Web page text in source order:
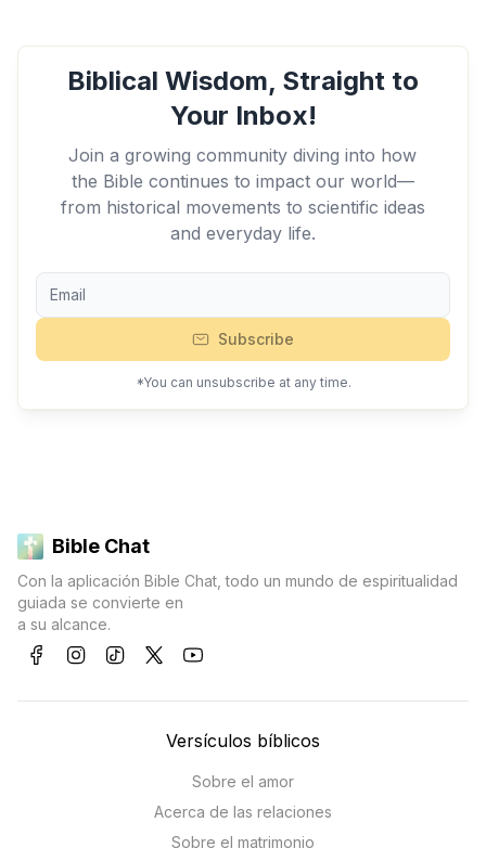
Biblical Wisdom, Straight to
Your Inbox!
Join a growing community diving into how
the Bible continues to impact our world—
from historical movements to scientific ideas
and everyday life.
Subscribe
*You can unsubscribe at any time.
Bible Chat
Con la aplicación Bible Chat, todo un mundo de espiritualidad
guiada se convierte en
a su alcance.
Versículos bíblicos
Sobre el amor
Acerca de las relaciones
Sobre el matrimonio